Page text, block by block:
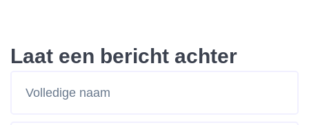
Laat een bericht achter